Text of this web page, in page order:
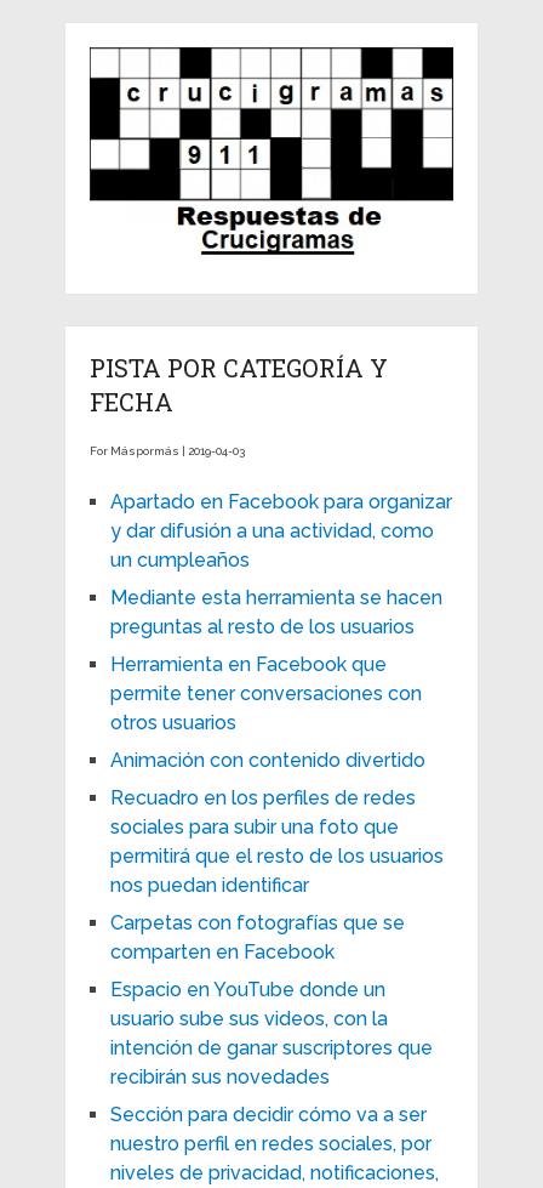
PISTA POR CATEGORÍA Y
FECHA
For Máspormás | 2019-04-03
Apartado en Facebook para organizar
y dar difusión a una actividad, como
un cumpleaños
Mediante esta herramienta se hacen
preguntas al resto de los usuarios
Herramienta en Facebook que
permite tener conversaciones con
otros usuarios
Animación con contenido divertido
Recuadro en los perfiles de redes
sociales para subir una foto que
permitirá que el resto de los usuarios
nos puedan identificar
Carpetas con fotografías que se
comparten en Facebook
Espacio en YouTube donde un
usuario sube sus videos, con la
intención de ganar suscriptores que
recibirán sus novedades
Sección para decidir cómo va a ser
nuestro perfil en redes sociales, por
niveles de privacidad, notificaciones,